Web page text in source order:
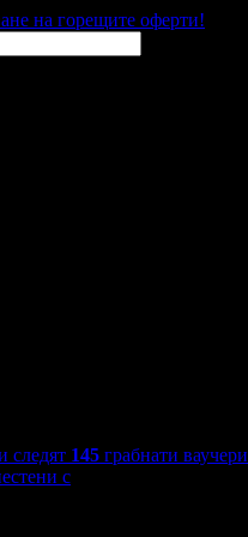
на горещите оферти!
следят 145 грабнати ваучери
с